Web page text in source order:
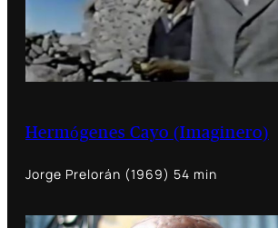
Hermógenes Cayo (Imaginero)
Jorge Prelorán (1969) 54 min